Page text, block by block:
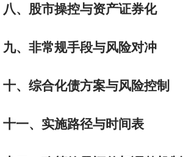
八、股市操控与资产证券化
九、非常规手段与风险对冲
十、综合化债方案与风险控制
十一、实施路径与时间表